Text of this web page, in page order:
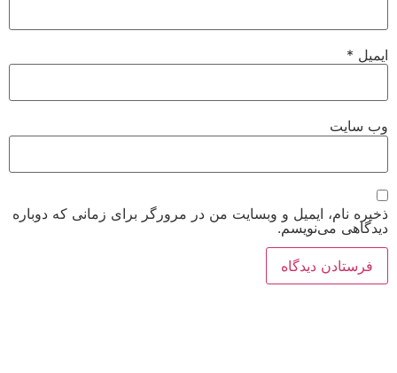
ایمیل *
وب‌ سایت
ذخیره نام، ایمیل و وبسایت من در مرورگر برای زمانی که دوباره
دیدگاهی می‌نویسم.